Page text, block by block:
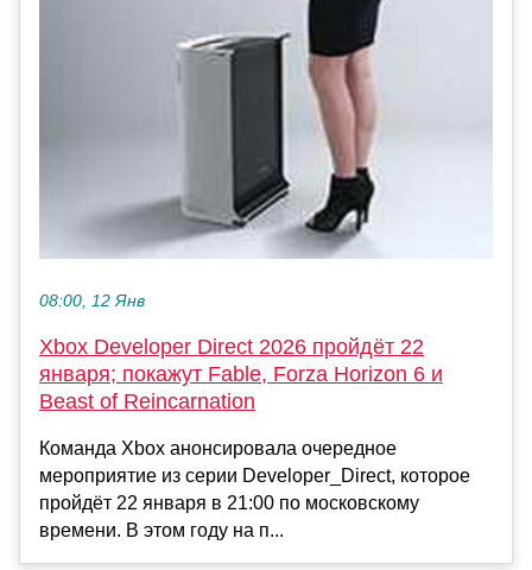
08:00, 12 Янв
Xbox Developer Direct 2026 пройдёт 22
января; покажут Fable, Forza Horizon 6 и
Beast of Reincarnation
Команда Xbox анонсировала очередное
мероприятие из серии Developer_Direct, которое
пройдёт 22 января в 21:00 по московскому
времени. В этом году на п...